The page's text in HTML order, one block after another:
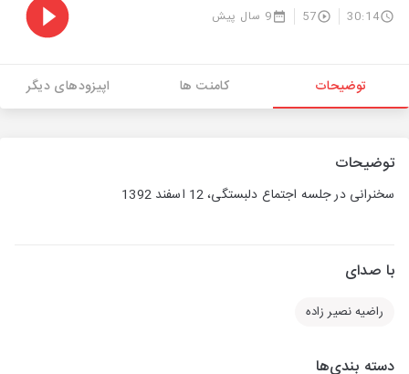
30:14
57 9 سال پیش
توضیحات کامنت ها اپیزودهای دیگر
توضیحات
سخنرانی در جلسه اجتماع دلبستگی، 12 اسفند 1392
با صدای
راضیه نصیر زاده
دسته بندی‌ها